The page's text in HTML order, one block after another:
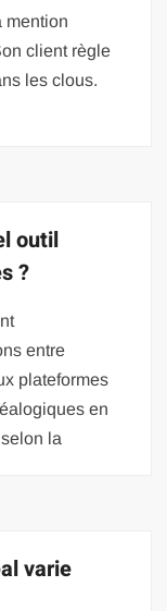
mention
client règle
les clous.
outil
?
entre
plateformes
en
la
varie